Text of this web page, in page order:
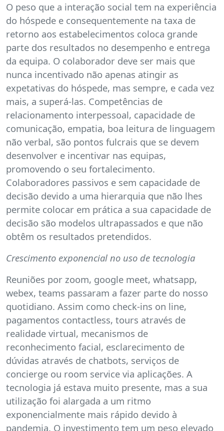
O peso que a interação social tem na experiência
do hóspede e consequentemente na taxa de
retorno aos estabelecimentos coloca grande
parte dos resultados no desempenho e entrega
da equipa. O colaborador deve ser mais que
nunca incentivado não apenas atingir as
expetativas do hóspede, mas sempre, e cada vez
mais, a superá-las. Competências de
relacionamento interpessoal, capacidade de
comunicação, empatia, boa leitura de linguagem
não verbal, são pontos fulcrais que se devem
desenvolver e incentivar nas equipas,
promovendo o seu fortalecimento.
Colaboradores passivos e sem capacidade de
decisão devido a uma hierarquia que não lhes
permite colocar em prática a sua capacidade de
decisão são modelos ultrapassados e que não
obtêm os resultados pretendidos.
Crescimento exponencial no uso de tecnologia
Reuniões por zoom, google meet, whatsapp,
webex, teams passaram a fazer parte do nosso
quotidiano. Assim como check-ins on line,
pagamentos contactless, tours através de
realidade virtual, mecanismos de
reconhecimento facial, esclarecimento de
dúvidas através de chatbots, serviços de
concierge ou room service via aplicações. A
tecnologia já estava muito presente, mas a sua
utilização foi alargada a um ritmo
exponencialmente mais rápido devido à
pandemia. O investimento tem um peso elevado